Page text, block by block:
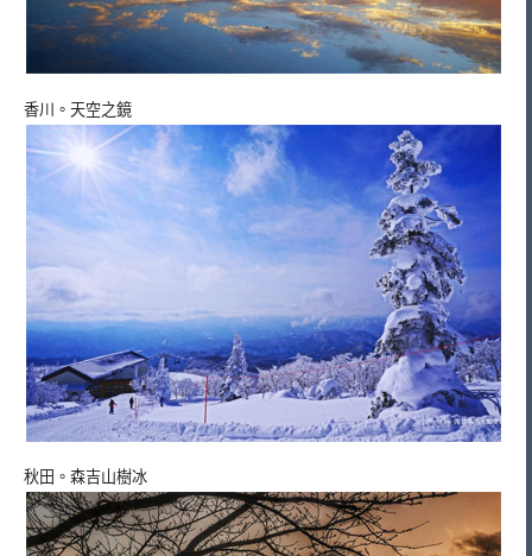
香川。天空之鏡
秋田。森吉山樹冰